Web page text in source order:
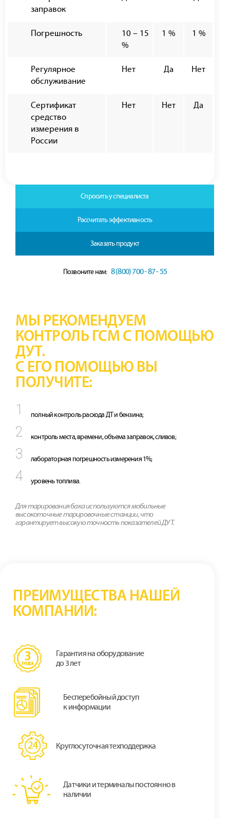
заправок
Погрешность
10 – 15
%
1 % 1 %
Регулярное
обслуживание
Нет Да Нет
Сертификат
средство
измерения в
России
Нет Нет Да
Спросить у специалиста
Рассчитать эффективность
Заказать продукт
Позвоните нам: 8 (800) 700 - 87 - 55
МЫ РЕКОМЕНДУЕМ
КОНТРОЛЬ ГСМ С ПОМОЩЬЮ
ДУТ.
С ЕГО ПОМОЩЬЮ ВЫ
ПОЛУЧИТЕ:
полный контроль расхода ДТ и бензина;
контроль места, времени, объема заправок, сливов;
лабораторная погрешность измерения 1%;
уровень топлива.
Для тарирования бака используются мобильные
высокоточные тарировочные станции, что
гарантирует высокую точность показателей ДУТ.
ПРЕИМУЩЕСТВА НАШЕЙ
КОМПАНИИ:
Гарантия на оборудование
до 3 лет
Бесперебойный доступ
к информации
Круглосуточная техподдержка
Датчики и терминалы постоянно в
наличии